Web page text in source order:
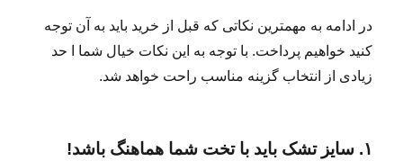
در ادامه به مهمترین نکاتی که قبل از خرید باید به آن توجه
کنید خواهیم پرداخت. با توجه به این نکات خیال شما ا حد
زیادی از انتخاب گزینه مناسب راحت خواهد شد.
۱. سایز تشک باید با تخت شما هماهنگ باشد!